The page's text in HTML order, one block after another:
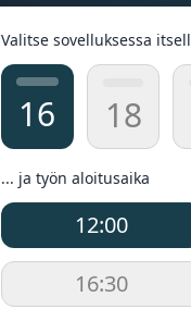
Valitse sovelluksessa
16 18
... ja työn aloitusaika
12:00
16:30